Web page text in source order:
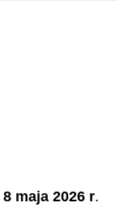
8 maja 2026 r.